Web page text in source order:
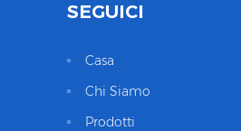
SEGUICI
Casa
Chi Siamo
Prodotti